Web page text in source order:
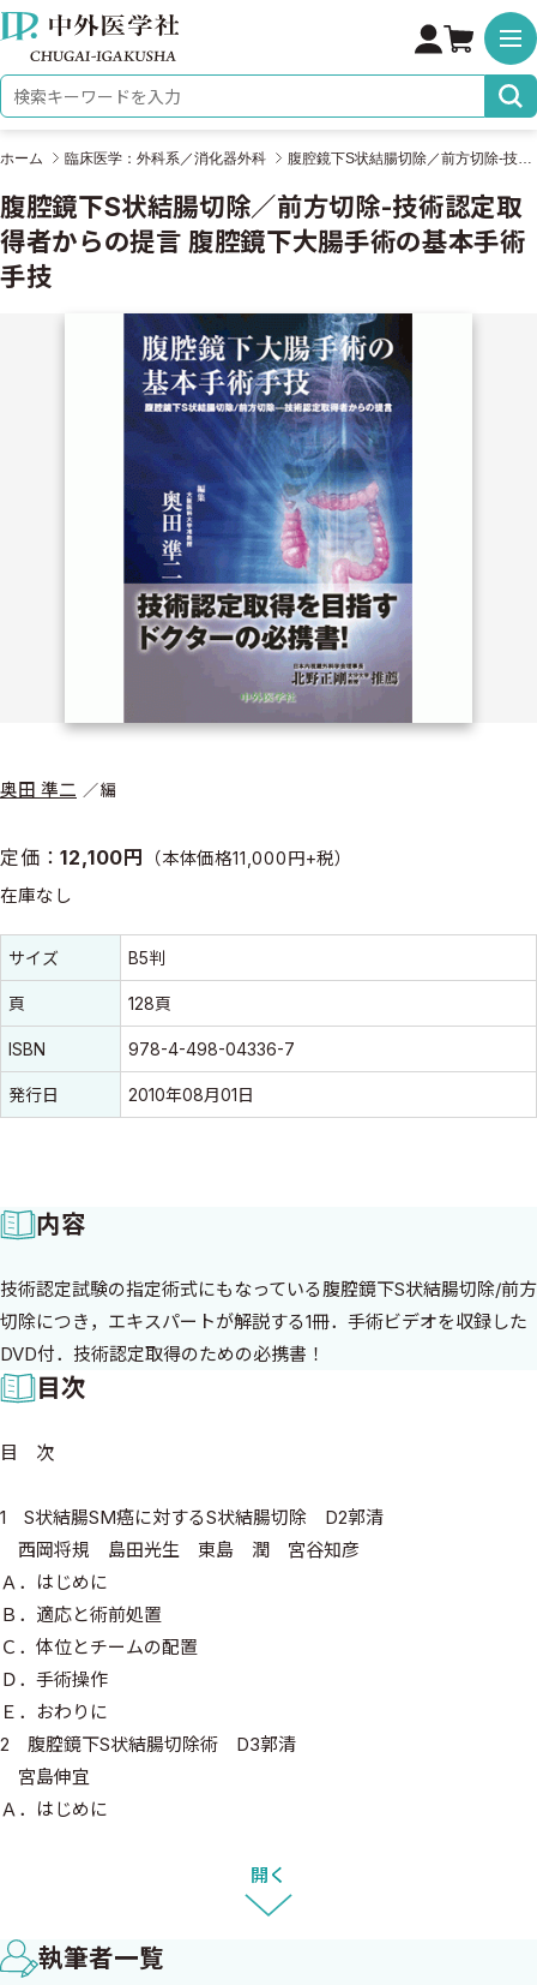
株式会社 中外医学社
検索キーワード
ホーム 臨床医学：外科系／消化器外科 腹腔鏡下S状結腸切除／前方切除-技術認定取得者からの提言 腹腔鏡下大腸手術の基本手術手技
腹腔鏡下S状結腸切除／前方切除-技術認定取
得者からの提言 腹腔鏡下大腸手術の基本手術
手技
奥田 準二 編
定価：12,100円 （本体価格11,000円+税）
在庫なし
書誌情報
書誌情報
サイズ B5判
頁 128頁
ISBN 978-4-498-04336-7
発行日 2010年08月01日
内容
技術認定試験の指定術式にもなっている腹腔鏡下S状結腸切除/前方
切除につき，エキスパートが解説する1冊．手術ビデオを収録した
DVD付．技術認定取得のための必携書！
目次
目 次
1 S状結腸SM癌に対するS状結腸切除 D2郭清
西岡将規 島田光生 東島 潤 宮谷知彦
Ａ．はじめに
Ｂ．適応と術前処置
Ｃ．体位とチームの配置
Ｄ．手術操作
Ｅ．おわりに
2 腹腔鏡下S状結腸切除術 D3郭清
宮島伸宜
Ａ．はじめに
Ｅ．使用する器具
Ｆ．手術手技
開く
執筆者一覧